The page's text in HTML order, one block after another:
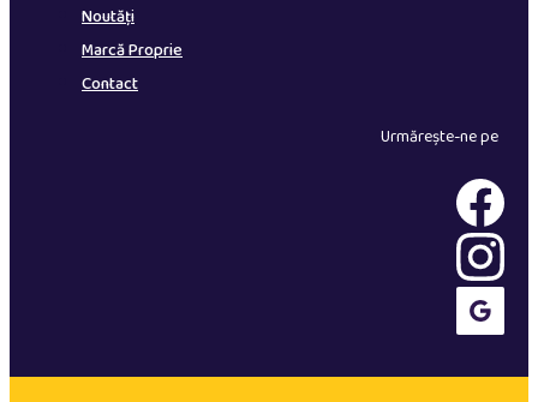
Noutăți
Marcă Proprie
Contact
Urmărește-ne pe